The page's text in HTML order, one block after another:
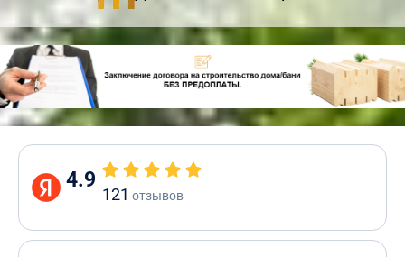
4.9
121 отзывов